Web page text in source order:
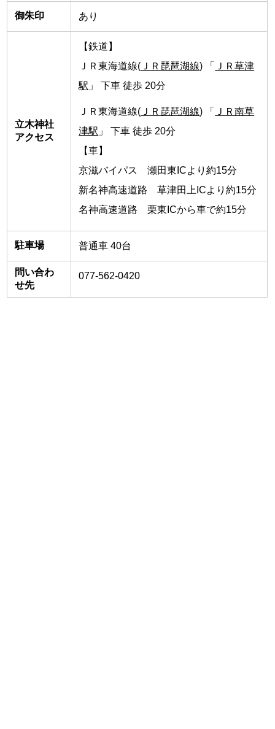
御朱印 あり
立木神社
アクセス
【鉄道】
ＪＲ東海道線( ＪＲ琵琶湖線) 「
ＪＲ草津
駅 」 下車 徒歩 20分
ＪＲ東海道線( ＪＲ琵琶湖線) 「
ＪＲ南草
津駅 」 下車 徒歩 20分
【車】
京滋バイパス 瀬田東ICより約15分
新名神高速道路 草津田上ICより約15分
名神高速道路 栗東ICから車で約15分
駐車場 普通車 40台
問い合わ
せ先
077-562-0420